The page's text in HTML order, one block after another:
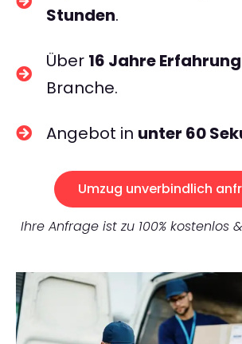
Stunden.
Über 16 Jahre Erfahrung
Branche.
Angebot in unter 60
Umzug unverbindlich
Ihre Anfrage ist zu 100% kostenlos